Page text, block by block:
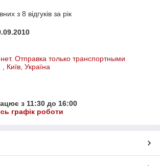
з 8 відгуків за рік
Отправка только транспортными
Київ, Україна
з 11:30 до 16:00
графік роботи